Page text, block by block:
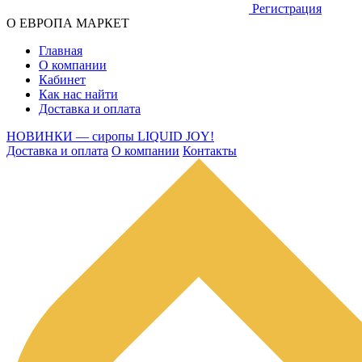
Регистрация
О ЕВРОПА МАРКЕТ
Главная
О компании
Кабинет
Как нас найти
Доставка и оплата
НОВИНКИ — сиропы LIQUID JOY!
Доставка и оплата О компании Контакты